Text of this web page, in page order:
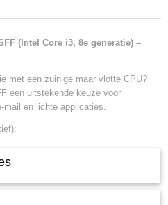
(Intel Core i3, 8e generatie) –
met een zuinige maar vlotte CPU?
een uitstekende keuze voor
mail en lichte applicaties.